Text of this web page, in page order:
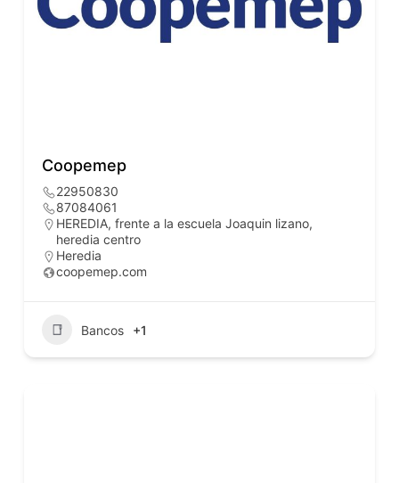
Coopemep
22950830
87084061
HEREDIA, frente a la escuela Joaquin lizano,
heredia centro
Heredia
coopemep.com
Bancos +1